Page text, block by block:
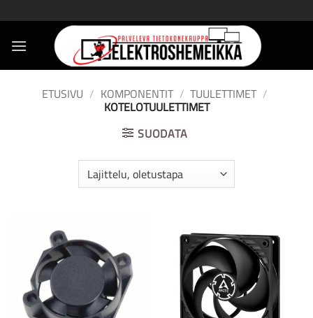
to
content
ETUSIVU / KOMPONENTIT / TUULETTIMET /
KOTELOTUULETTIMET
SUODATA